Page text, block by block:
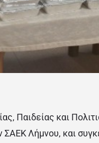
Παιδείας και
ΣΑΕΚ Λήμνου, και